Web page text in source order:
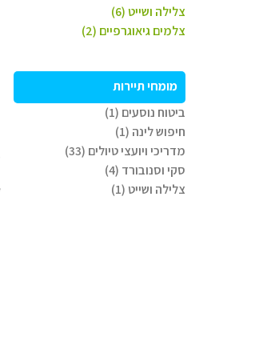
צלילה ושייט (6)
צלמים גיאוגרפיים (2)
מומחי תיירות
ביטוח נוסעים (1)
חיפוש לינה (1)
מדריכי ויועצי טיולים (33)
סקי וסנובורד (4)
צלילה ושייט (1)